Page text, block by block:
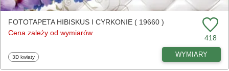
FOTOTAPETA HIBISKUS I CYRKONIE ( 19660 )
Cena zależy od wymiarów
418
Fototapety
3D kwiaty WYMIARY